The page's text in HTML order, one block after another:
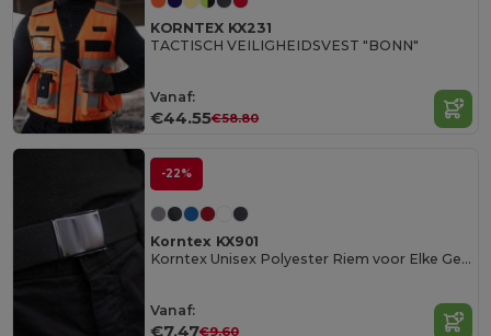
KORNTEX KX231
TACTISCH VEILIGHEIDSVEST "BONN"
Vanaf:
€44.55€58.80
-22%
Korntex KX901
Korntex Unisex Polyester Riem voor Elke Gelegenheid
Vanaf:
€7.47€9.60